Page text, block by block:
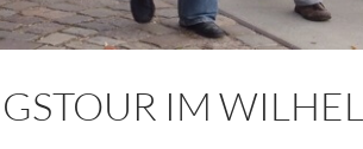
IM